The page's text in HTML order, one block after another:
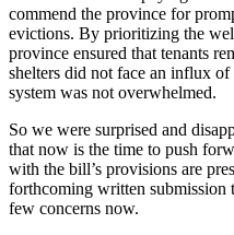
commend the province for
evictions. By prioritizing the
province ensured that tenants
shelters did not face an influx
system was not overwhelmed.
So we were surprised and
that now is the time to push
with the bill’s provisions are
forthcoming written
few concerns now.